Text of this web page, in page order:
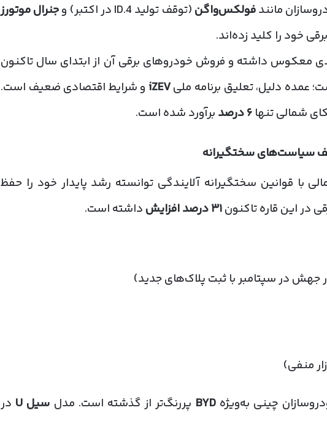
مانندفولکس‌واگن (توقف تولید ID.4 در اکتبر) و
جنرال موتورز
خود را کلید زده‌اند.
معکوس داشته و فروش خودروهای برقی آن از ابتدای سال تاکنون
عمده دلیل، تعلیق برنامه ملیiZEV و شرایط اقتصادی ضعیف است.
شمالی تنها ۶درصد برآورد شده است.
لطف سیاست‌های سختگیرانه
با قوانین سختگیرانه آلایندگی توانسته رشد پایدار خود را حفظ
در این قاره تاکنون۳۱درصد افزایش داشته است.
چینی به‌ویژهBYD پررنگ‌تر از گذشته است. مدل سیل
در